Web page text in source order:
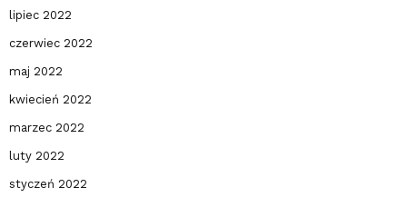
lipiec 2022
czerwiec 2022
maj 2022
kwiecień 2022
marzec 2022
luty 2022
styczeń 2022